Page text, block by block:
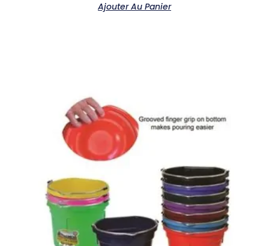
Ajouter Au Panier